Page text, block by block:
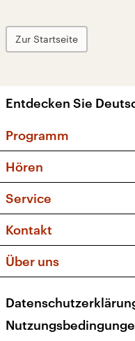
Zur Startseite
Entdecken Sie
Programm
Sendungen und
Musikliste
Kakadu – Das
Hören
Frequenzen
Service
FAQ
Apps
Newsletter
Veranstaltungen
Kontakt
Social Media
Über uns
Presse
Karriere